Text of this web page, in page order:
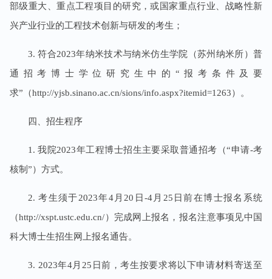
部级重大、重点工程项目的研究，或国家重点行业、战略性新
兴产业行业的工程技术创新与研发的考生；
3. 符合2023年纳米技术与纳米仿生学院（苏州纳米所）普
通招考博士学位研究生中的“报考条件及要
求”（http://yjsb.sinano.ac.cn/sions/info.aspx?itemid=1263）。
四、招生程序
1. 我院2023年工程博士招生主要采取普通招考（“申请-考
核制”）方式。
2. 考生须于2023年4月20日-4月25日前在博士报名系统
（http://xspt.ustc.edu.cn/）完成网上报名，报名注意事项见中国
科大博士生招生网上报名通告。
3. 2023年4月25日前，考生按要求将以下申请材料寄送至